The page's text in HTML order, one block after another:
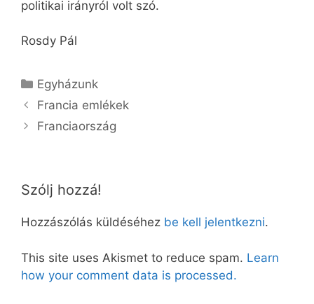
politikai irányról volt szó.
Rosdy Pál
Kategória
Egyházunk
Francia emlékek
Franciaország
Szólj hozzá!
Hozzászólás küldéséhez be kell jelentkezni.
This site uses Akismet to reduce spam. Learn
how your comment data is processed.